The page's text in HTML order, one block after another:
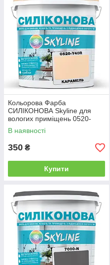
Кольорова Фарба
СИЛІКОНОВА Skyline для
вологих приміщень 0520-
Y40R Карамель 1л
В наявності
350 ₴
Купити